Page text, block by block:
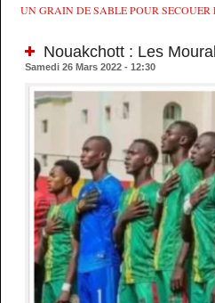
UN GRAIN DE SABLE POUR SECOUER
Nouakchott : Les
Samedi 26 Mars 2022 - 12:30